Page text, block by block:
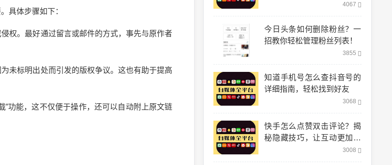
具体步骤如下：
权。最好通过留言或邮件的方式，事先与原作者
未标明出处而引发的版权争议。这也有助于提高
功能，这不仅便于操作，还可以自动附上原文链
4067
今日头条如何删除粉丝？一
招教你轻松管理粉丝列表！
3855
知道手机号怎么查抖音号的
详细指南，轻松找到好友
3068
快手怎么点赞双击评论？揭
秘隐藏技巧，让互动更加轻
3008